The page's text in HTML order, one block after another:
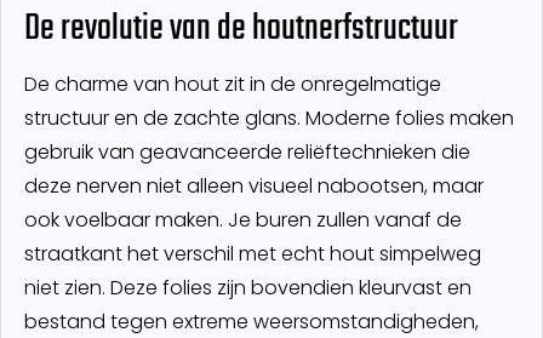
De revolutie van de houtnerfstructuur
De charme van hout zit in de onregelmatige
structuur en de zachte glans. Moderne folies maken
gebruik van geavanceerde reliëftechnieken die
deze nerven niet alleen visueel nabootsen, maar
ook voelbaar maken. Je buren zullen vanaf de
straatkant het verschil met echt hout simpelweg
niet zien. Deze folies zijn bovendien kleurvast en
bestand tegen extreme weersomstandigheden,